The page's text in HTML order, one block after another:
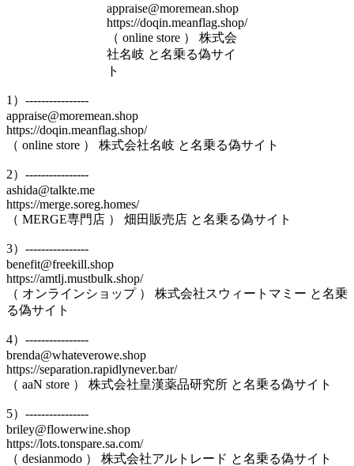
appraise@moremean.shop
https://doqin.meanflag.shop/
（ online store ） 株式会
社名岐 と名乗る偽サイ
ト
1）----------------
appraise@moremean.shop
https://doqin.meanflag.shop/
（ online store ） 株式会社名岐 と名乗る偽サイト
2）----------------
ashida@talkte.me
https://merge.soreg.homes/
（ MERGE専門店 ） 畑田販売店 と名乗る偽サイト
3）----------------
benefit@freekill.shop
https://amtlj.mustbulk.shop/
（ オンラインショップ ） 株式会社スウィートマミー と名乗
る偽サイト
4）----------------
brenda@whateverowe.shop
https://separation.rapidlynever.bar/
（ aaN store ） 株式会社皇漢薬品研究所 と名乗る偽サイト
5）----------------
briley@flowerwine.shop
https://lots.tonspare.sa.com/
（ desianmodo ） 株式会社アルトレード と名乗る偽サイト